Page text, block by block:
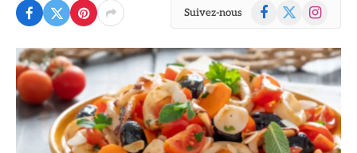
Suivez-nous Facebook
X
Instagram